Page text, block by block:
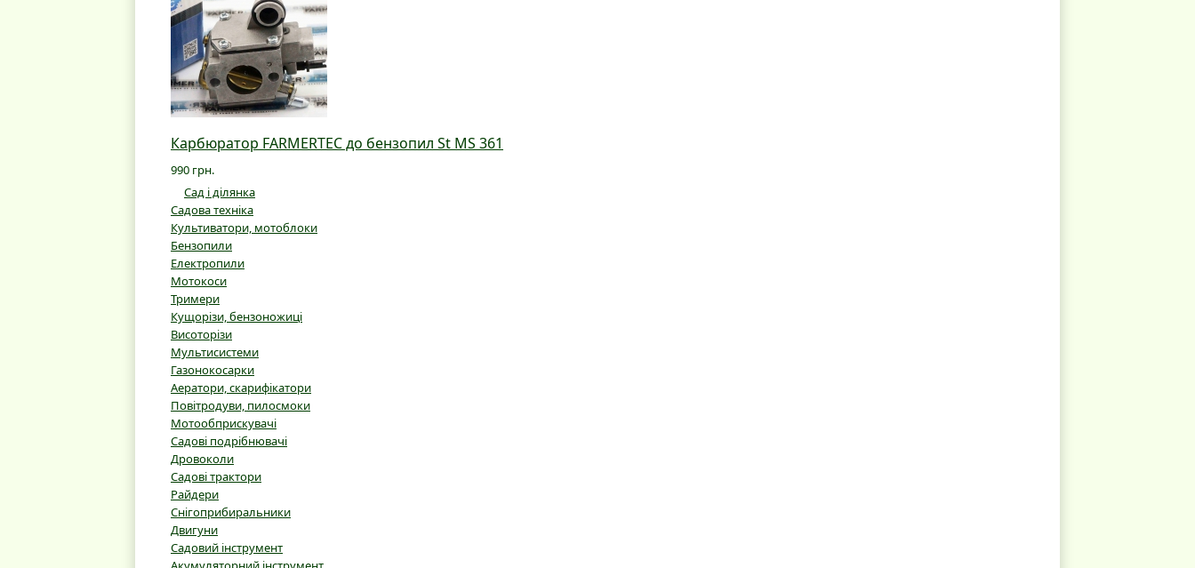
Карбюратор FARMERTEC до бензопил St MS 361
990 грн.
Сад і ділянка
Садова техніка
Культиватори, мотоблоки
Бензопили
Електропили
Мотокоси
Тримери
Кущорізи, бензоножиці
Висоторізи
Мультисистеми
Газонокосарки
Аератори, скарифікатори
Повітродуви, пилосмоки
Мотообприскувачі
Садові подрібнювачі
Дровоколи
Садові трактори
Райдери
Снігоприбиральники
Двигуни
Садовий інструмент